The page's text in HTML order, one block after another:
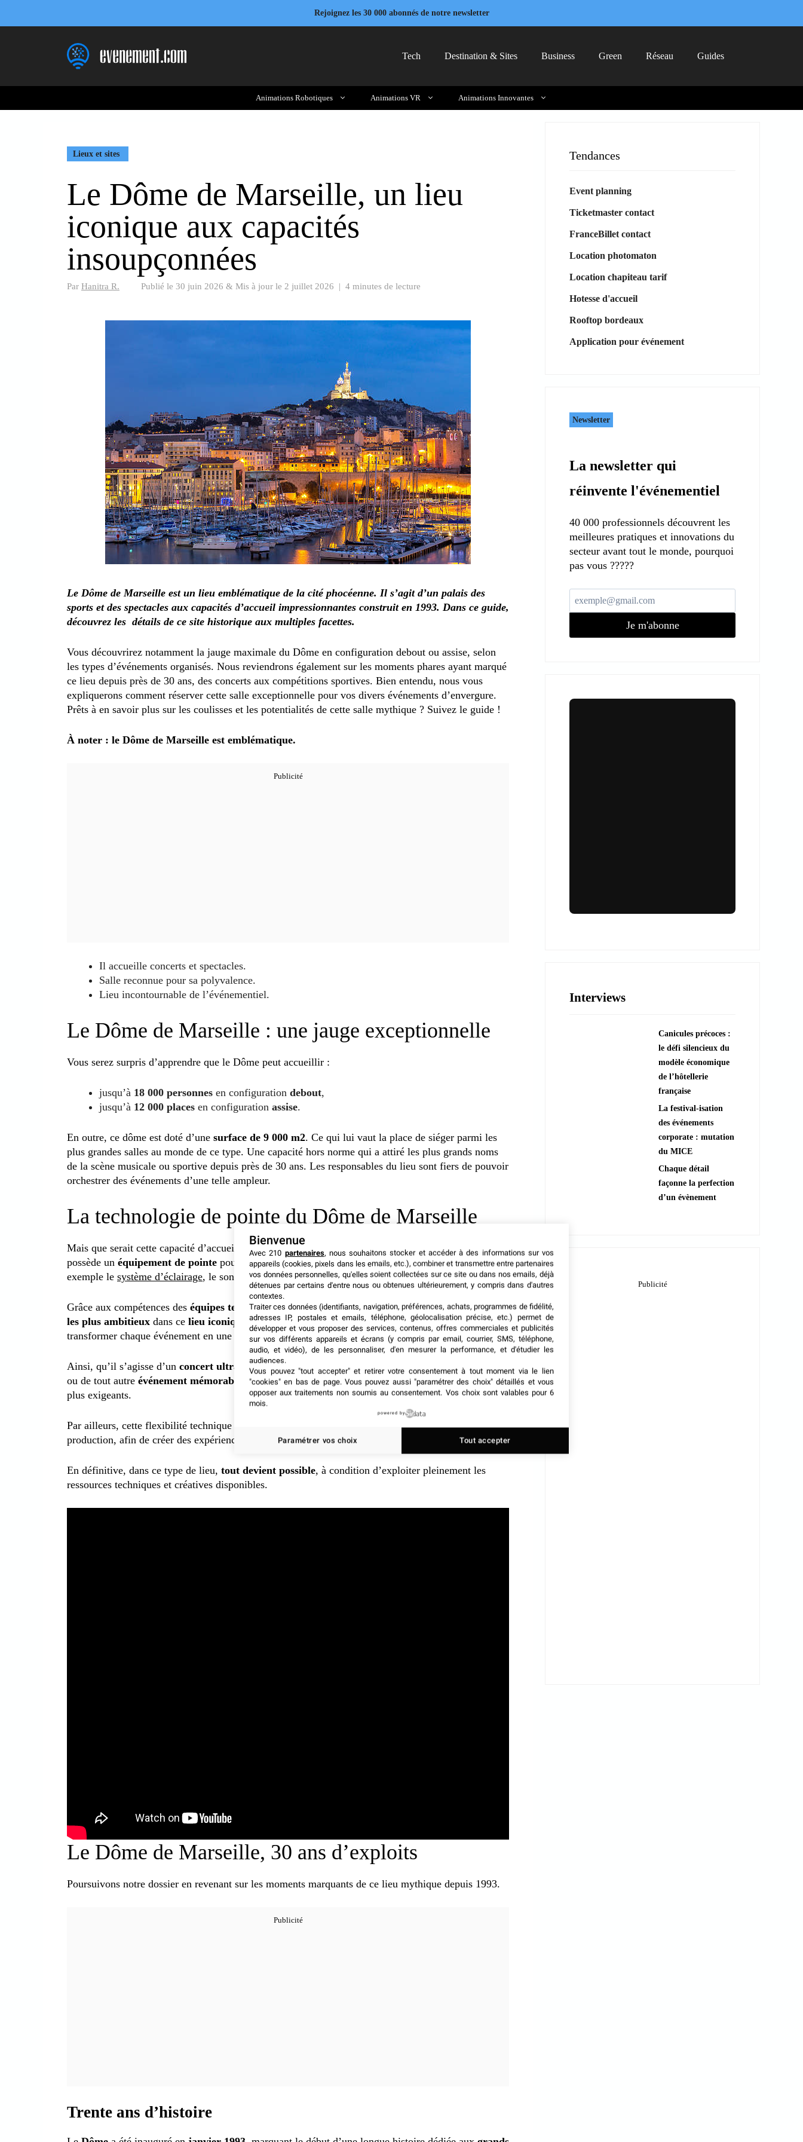
Rejoignez les 30 000 abonnés de notre newsletter
Tech Destination & Sites Business Green Réseau Guides
Animations Robotiques Animations VR Animations Innovantes
Lieux et sites
Le Dôme de Marseille, un lieu
iconique aux capacités
insoupçonnées
Par Hanitra R. Publié le 30 juin 2026 & Mis à jour le 2 juillet 2026 | 4 minutes de lecture
Le Dôme de Marseille est un lieu emblématique de la cité phocéenne. Il s’agit d’un palais des
sports et des spectacles aux capacités d’accueil impressionnantes construit en 1993. Dans ce guide,
découvrez les détails de ce site historique aux multiples facettes.
Vous découvrirez notamment la jauge maximale du Dôme en configuration debout ou assise, selon
les types d’événements organisés. Nous reviendrons également sur les moments phares ayant marqué
ce lieu depuis près de 30 ans, des concerts aux compétitions sportives. Bien entendu, nous vous
expliquerons comment réserver cette salle exceptionnelle pour vos divers événements d’envergure.
Prêts à en savoir plus sur les coulisses et les potentialités de cette salle mythique ? Suivez le guide !
À noter : le Dôme de Marseille est emblématique.
Il accueille concerts et spectacles.
Salle reconnue pour sa polyvalence.
Lieu incontournable de l’événementiel.
Le Dôme de Marseille : une jauge exceptionnelle
Vous serez surpris d’apprendre que le Dôme peut accueillir :
jusqu’à 18 000 personnes en configuration debout,
jusqu’à 12 000 places en configuration assise.
En outre, ce dôme est doté d’une surface de 9 000 m2. Ce qui lui vaut la place de siéger parmi les
plus grandes salles au monde de ce type. Une capacité hors norme qui a attiré les plus grands noms
de la scène musicale ou sportive depuis près de 30 ans. Les responsables du lieu sont fiers de pouvoir
orchestrer des événements d’une telle ampleur.
La technologie de pointe du Dôme de Marseille
Mais que serait cette capacité d’accueil sans une technologie à la hauteur ? Le Dôme de Marseille
possède un équipement de pointe pour garantir le succès de tout type de manifestation. Citons par
exemple le système d’éclairage, le son, les écrans géants ou encore la climatisation puissante.
Grâce aux compétences des équipes techniques, les organisateurs peuvent donner vie à leursprojets
les plus ambitieux dans ce lieu iconique
. En effet, l’expertise mise à disposition permet de
transformer chaque événement en une véritable expérience immersive.
Ainsi, qu’il s’agisse d’un concert ultra-visuel, d’une compétition sportive retransmise en direct
ou de tout autre événement mémorable
, les possibilités sont nombreuses et adaptées aux formats les
plus exigeants.
Par ailleurs, cette flexibilité technique permet de repousser les limites de la scénographie et de la
production, afin de créer des expériences uniques pour le public.
En définitive, dans ce type de lieu, tout devient possible, à condition d’exploiter pleinement les
ressources techniques et créatives disponibles.
Le Dôme de Marseille, 30 ans d’exploits
Poursuivons notre dossier en revenant sur les moments marquants de ce lieu mythique depuis 1993.
Trente ans d’histoire
Tendances
Event planning
Ticketmaster contact
FranceBillet contact
Location photomaton
Location chapiteau tarif
Hotesse d'accueil
Rooftop bordeaux
Application pour événement
Newsletter
La newsletter qui
réinvente l'événementiel
40 000 professionnels découvrent les
meilleures pratiques et innovations du
secteur avant tout le monde, pourquoi
pas vous ?????
Je m'abonne
???? Explorer les animations
Interviews
Canicules précoces :
le défi silencieux du
modèle économique
de l’hôtellerie
française
La festival-isation
des événements
corporate : mutation
du MICE
Chaque détail
façonne la perfection
d’un évènement
Bienvenue
Avec 210 partenaires, nous souhaitons stocker et accéder à des informations sur vos
appareils (cookies, pixels dans les emails, etc.), combiner et transmettre entre partenaires
vos données personnelles, qu'elles soient collectées sur ce site ou dans nos emails, déjà
détenues par certains d'entre nous ou obtenues ultérieurement, y compris dans d'autres
contextes.
Traiter ces données (identifiants, navigation, préférences, achats, programmes de fidélité,
adresses IP, postales et emails, téléphone, géolocalisation précise, etc.) permet de
développer et vous proposer des services, contenus, offres commerciales et publicités
sur vos différents appareils et écrans (y compris par email, courrier, SMS, téléphone,
audio, et vidéo), de les personnaliser, d'en mesurer la performance, et d'étudier les
audiences.
Vous pouvez "tout accepter" et retirer votre consentement à tout moment via le lien
"cookies" en bas de page. Vous pouvez aussi "paramétrer des choix" détaillés et vous
opposer aux traitements non soumis au consentement. Vos choix sont valables pour 6
mois.
powered by
Paramétrer vos choix Tout accepter